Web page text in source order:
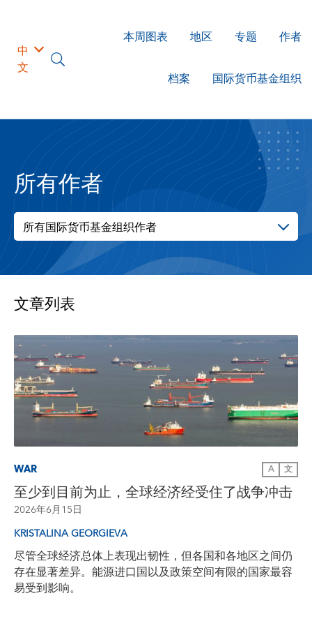
中
文
本周图表 地区 专题 作者
档案 国际货币基金组织
所有作者
所有国际货币基金组织作者
文章列表
WAR A 文
至少到目前为止，全球经济经受住了战争冲击
2026年6月15日
KRISTALINA GEORGIEVA
尽管全球经济总体上表现出韧性，但各国和各地区之间仍
存在显著差异。能源进口国以及政策空间有限的国家最容
易受到影响。